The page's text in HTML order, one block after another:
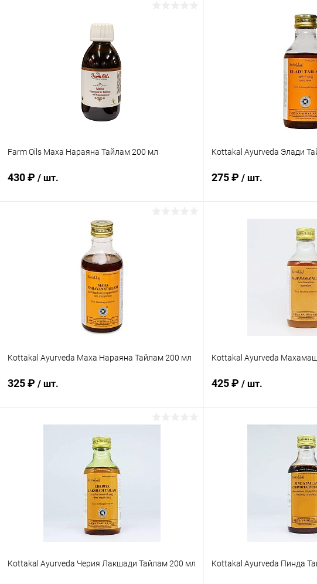
Farm Oils Маха Нараяна Тайлам 200 мл
430 ₽ / шт.
В корзину
Kottakal Ayurveda Элади
275 ₽ / шт.
В
Kottakal Ayurveda Маха Нараяна Тайлам 200 мл
325 ₽ / шт.
Kottakal Ayurveda
425 ₽ / шт.
В
Kottakal Ayurveda Черия Лакшади Тайлам 200 мл Kottakal Ayurveda Пинда